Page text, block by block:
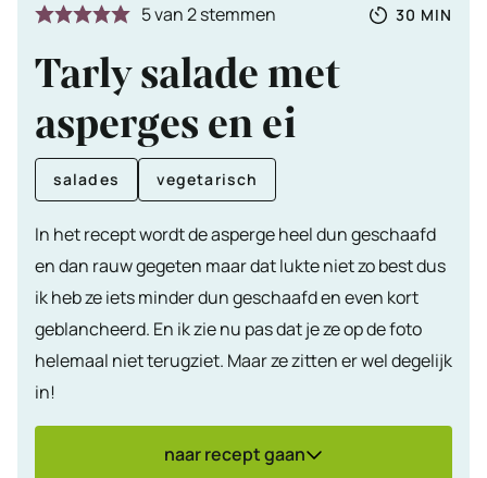
5van2stemmen
Totale
30 MIN
Tarly salade met
asperges en ei
salades vegetarisch
In het recept wordt de asperge heel dun geschaafd
en dan rauw gegeten maar dat lukte niet zo best dus
ik heb ze iets minder dun geschaafd en even kort
geblancheerd. En ik zie nu pas dat je ze op de foto
helemaal niet terugziet. Maar ze zitten er wel degelijk
in!
naar recept gaan